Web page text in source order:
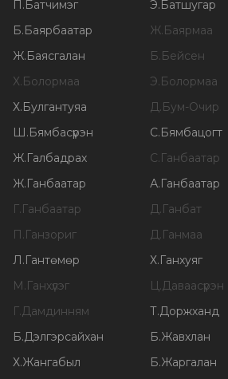
П.Батчимэг Э.Батшугар
Б.Баярбаатар Ж.Баярмаа
Ж.Баясгалан Б.Бейсен
Х.Болормаа Э.Болормаа
Х.Булгантуяа Д.Бум-Очир
Ш.Бямбасүрэн С.Бямбацогт
Ж.Галбадрах С.Ганбаатар
Ж.Ганбаатар А.Ганбаатар
Г.Ганбаатар Д.Ганбат
П.Ганзориг Д.Ганмаа
Л.Гантөмөр Х.Ганхуяг
М.Ганхүлэг Ц.Даваасүрэн
Г.Дамдинням Т.Доржханд
Б.Дэлгэрсайхан Б.Жавхлан
Х.Жангабыл Б.Жаргалан